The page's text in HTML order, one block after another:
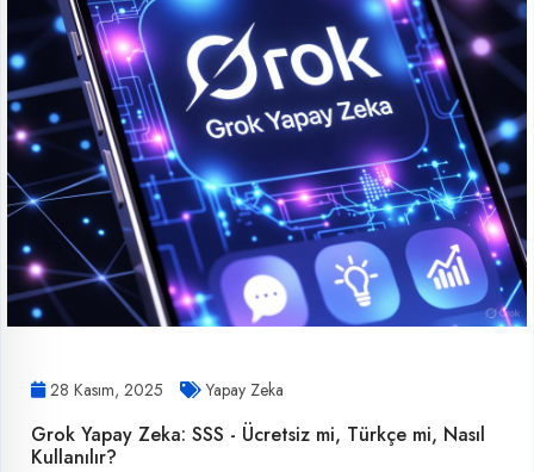
28 Kasım, 2025 Yapay Zeka
Grok Yapay Zeka: SSS - Ücretsiz mi, Türkçe mi, Nasıl
Kullanılır?